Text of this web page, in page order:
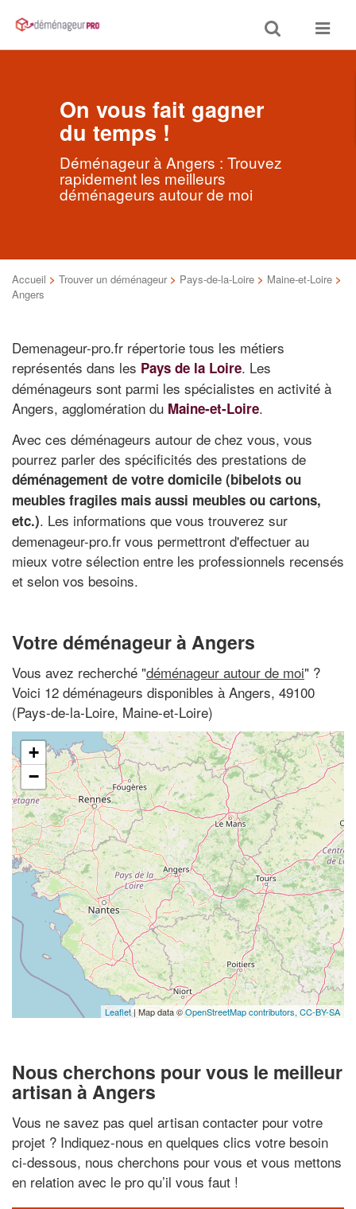
Toggle
search
Toggle
On vous fait gagner
du temps !
Déménageur à Angers : Trouvez
rapidement les meilleurs
déménageurs autour de moi
Accueil > Trouver un déménageur > Pays-de-la-Loire > Maine-et-Loire >
Angers
Demenageur-pro.fr répertorie tous les métiers
représentés dans les Pays de la Loire. Les
déménageurs sont parmi les spécialistes en activité à
Angers, agglomération du Maine-et-Loire.
Avec ces déménageurs autour de chez vous, vous
pourrez parler des spécificités des prestations de
déménagement de votre domicile (bibelots ou
meubles fragiles mais aussi meubles ou cartons,
etc.). Les informations que vous trouverez sur
demenageur-pro.fr vous permettront d'effectuer au
mieux votre sélection entre les professionnels recensés
et selon vos besoins.
Votre déménageur à Angers
Vous avez recherché "déménageur autour de moi" ?
Voici 12 déménageurs disponibles à Angers, 49100
(Pays-de-la-Loire, Maine-et-Loire)
+
−
Leaflet| Map data ©OpenStreetMap contributors, CC-BY-SA
Nous cherchons pour vous le meilleur
artisan à Angers
Vous ne savez pas quel artisan contacter pour votre
projet ? Indiquez-nous en quelques clics votre besoin
ci-dessous, nous cherchons pour vous et vous mettons
en relation avec le pro qu’il vous faut !